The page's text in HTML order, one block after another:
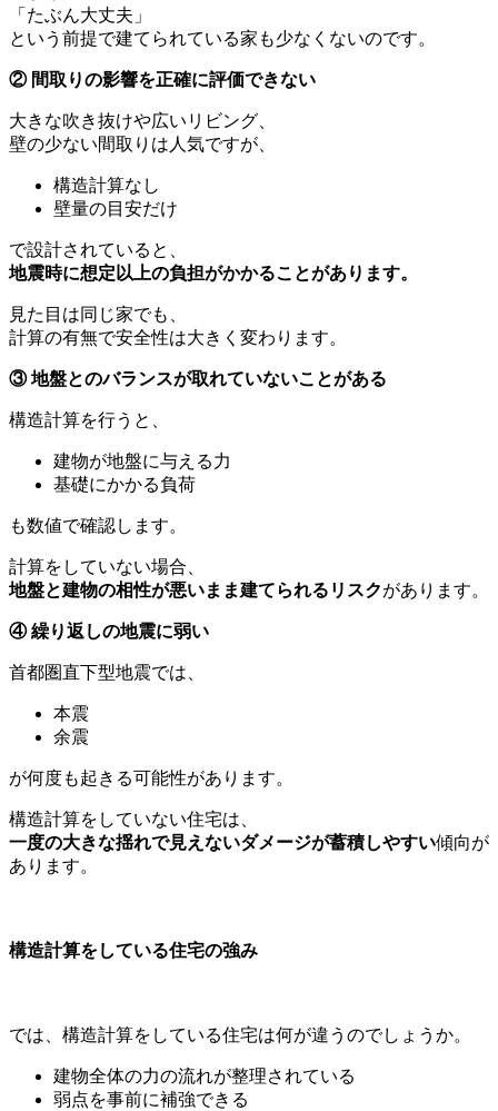
「たぶん大丈夫」
という前提で建てられている家も少なくないのです。
② 間取りの影響を正確に評価できない
大きな吹き抜けや広いリビング、
壁の少ない間取りは人気ですが、
構造計算なし
壁量の目安だけ
で設計されていると、
地震時に想定以上の負担がかかることがあります。
見た目は同じ家でも、
計算の有無で安全性は大きく変わります。
③地盤とのバランスが取れていないことがある
構造計算を行うと、
建物が地盤に与える力
基礎にかかる負荷
も数値で確認します。
計算をしていない場合、
地盤と建物の相性が悪いまま建てられるリスクがあります。
④繰り返しの地震に弱い
首都圏直下型地震では、
本震
余震
が何度も起きる可能性があります。
構造計算をしていない住宅は、
一度の大きな揺れで見えないダメージが蓄積しやすい傾向が
あります。
構造計算をしている住宅の強み
では、構造計算をしている住宅は何が違うのでしょうか。
建物全体の力の流れが整理されている
弱点を事前に補強できる